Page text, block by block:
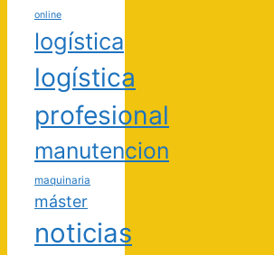
online
logística
logística
profesional
manutencion
maquinaria
máster
noticias